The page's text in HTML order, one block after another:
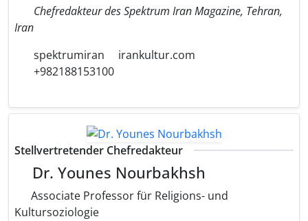
Chefredakteur des Spektrum Iran Magazine, Tehran,
Iran
spektrumiran
irankultur.com
+982188153100
Stellvertretender Chefredakteur
Dr. Younes Nourbakhsh
Associate Professor für Religions- und
Kultursoziologie